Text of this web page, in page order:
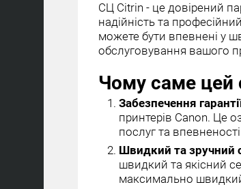
СЦ Citrin - це довірений
надійність та
можете бути впевнені у
обслуговування вашого
Чому саме цей
Забезпечення
принтерів Canon. Це
послуг та
Швидкий та зручний
швидкий та якісний
максимально